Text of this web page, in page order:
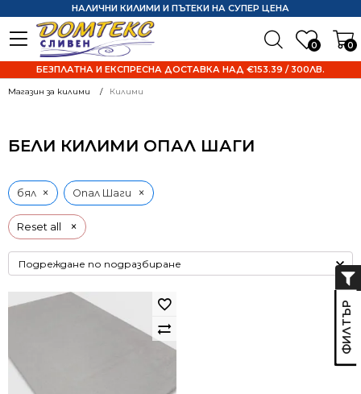
0 0
НАЛИЧНИ КИЛИМИ И ПЪТЕКИ НА СУПЕР ЦЕНА
БЕЗПЛАТНА И ЕКСПРЕСНА ДОСТАВКА НАД €153.39 / 300ЛВ.
Магазин за килими Килими
БЕЛИ КИЛИМИ ОПАЛ ШАГИ
Reset all ×
бял × Опал Шаги ×